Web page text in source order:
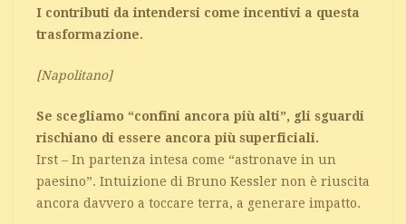
I contributi da intendersi come incentivi a questa
trasformazione.
[Napolitano]
Se scegliamo “confini ancora più alti”, gli sguardi
rischiano di essere ancora più superficiali.
Irst – In partenza intesa come “astronave in un
paesino”. Intuizione di Bruno Kessler non è riuscita
ancora davvero a toccare terra, a generare impatto.